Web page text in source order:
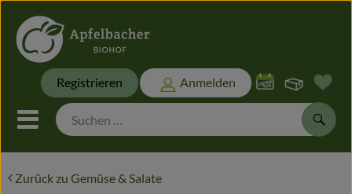
Registrieren Anmelden
Mobiles Menu öffnen oder
Biokisten
Zurück zu Gemüse & Salate